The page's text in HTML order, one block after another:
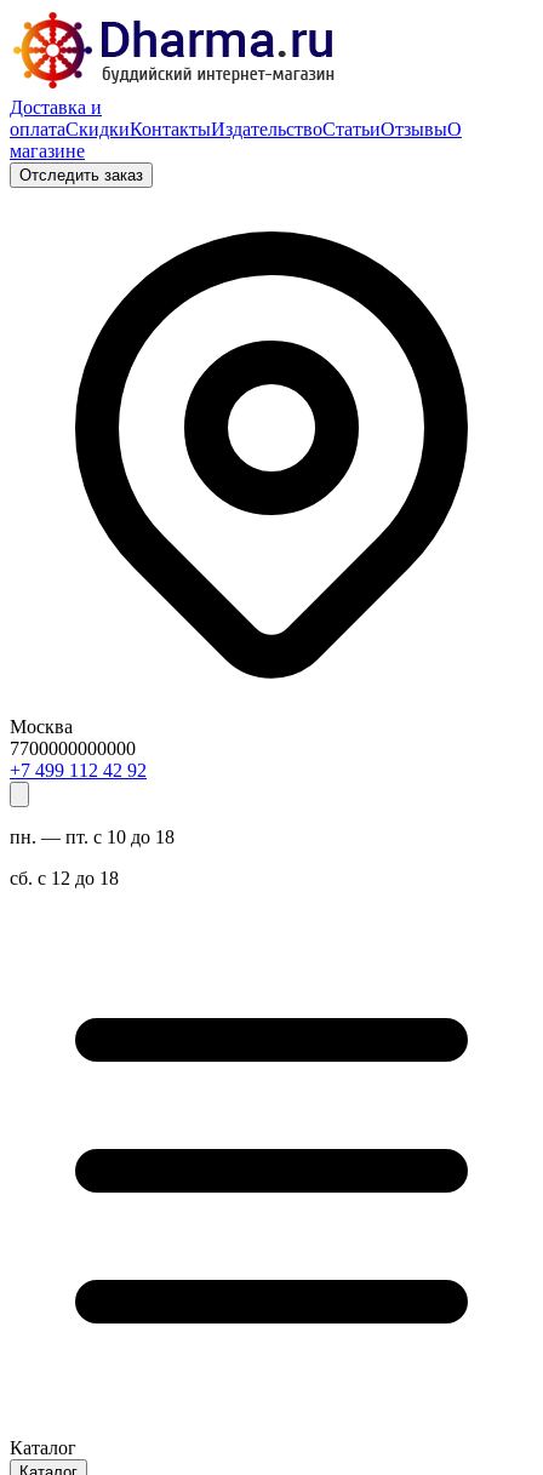
Доставка и
оплатаСкидкиКонтактыИздательствоСтатьиОтзывыО
магазине
Отследить заказ
Москва
7700000000000
29 24 211 994 7+
пн. — пт. с 10 до 18
сб. с 12 до 18
Каталог